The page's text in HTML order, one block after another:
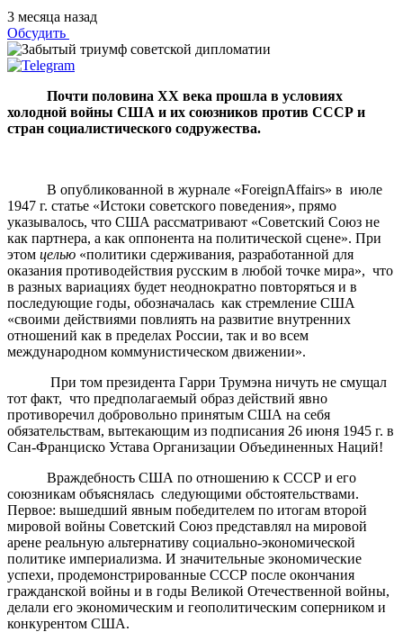
3 месяца назад
Обсудить
Почти половина ХХ века прошла в условиях
холодной войны США и их союзников против СССР и
стран социалистического содружества.
В опубликованной в журнале «ForeignAffairs» в июле
1947 г. статье «Истоки советского поведения», прямо
указывалось, что США рассматривают «Советский Союз не
как партнера, а как оппонента на политической сцене». При
этом целью «политики сдерживания, разработанной для
оказания противодействия русским в любой точке мира», что
в разных вариациях будет неоднократно повторяться и в
последующие годы, обозначалась как стремление США
«своими действиями повлиять на развитие внутренних
отношений как в пределах России, так и во всем
международном коммунистическом движении».
При том президента Гарри Трумэна ничуть не смущал
тот факт, что предполагаемый образ действий явно
противоречил добровольно принятым США на себя
обязательствам, вытекающим из подписания 26 июня 1945 г. в
Сан-Франциско Устава Организации Объединенных Наций!
Враждебность США по отношению к СССР и его
союзникам объяснялась следующими обстоятельствами.
Первое: вышедший явным победителем по итогам второй
мировой войны Советский Союз представлял на мировой
арене реальную альтернативу социально-экономической
политике империализма. И значительные экономические
успехи, продемонстрированные СССР после окончания
гражданской войны и в годы Великой Отечественной войны,
делали его экономическим и геополитическим соперником и
конкурентом США.